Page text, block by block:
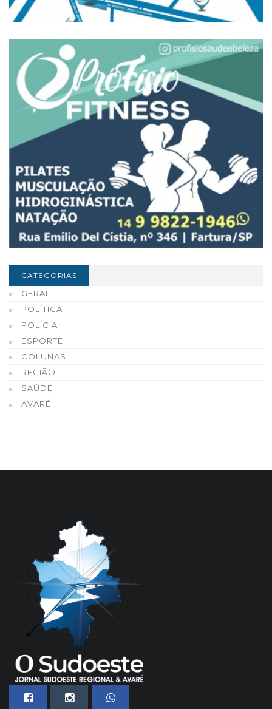
CATEGORIAS
GERAL
POLÍTICA
POLÍCIA
ESPORTE
COLUNAS
REGIÃO
SAÚDE
AVARÉ